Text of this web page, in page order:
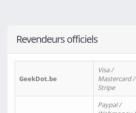
Revendeurs officiels
GeekDot.be
Visa /
Mastercard /
Stripe
Paypal /